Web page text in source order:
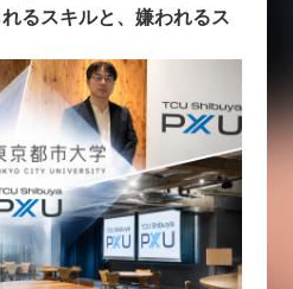
るスキルと、嫌われるス